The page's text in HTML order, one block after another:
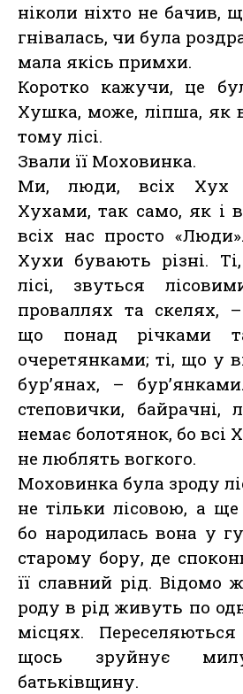
ніколи ніхто не бачив,
гнівалась, чи була
мала якісь примхи.
Коротко кажучи, це
Хушка, може, ліпша, як
тому лісі.
Звали її Моховинка.
Ми, люди, всіх Хух
Хухами, так само, як і
всіх нас просто
Хухи бувають різні.
лісі, звуться
проваллях та скелях,
що понад річками
очеретянками; ті, що у
бур’янах, –
степовички, байрачні,
немає болотянок, бо всі
не люблять вогкого.
Моховинка була зроду
не тільки лісовою, а
бо народилась вона у
старому бору, де
її славний рід.
роду в рід живуть по
місцях.
щось зруйнує
батьківщину.